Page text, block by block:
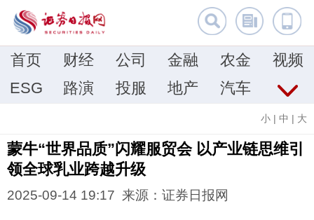
首页 财经 公司 金融 农金
视频
ESG
路演 投服 地产 汽车
小 | 中 | 大
蒙牛“世界品质”闪耀服贸会 以产业链思维引
领全球乳业跨越升级
2025-09-14 19:17 来源：证券日报网